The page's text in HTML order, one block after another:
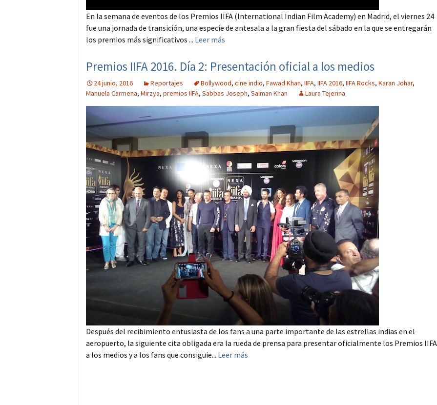
En la semana de eventos de los Premios IIFA (International Indian Film Academy) en Madrid, el viernes 24
fue una jornada de transición, una especie de antesala a la gran fiesta del sábado en la que se entregarán
los premios más significativos ... Leer más
Premios IIFA 2016. Día 2: Presentación oficial a los medios
24 junio, 2016 Reportajes Bollywood, cine indio, Fawad Khan, IIFA, IIFA 2016, IIFA Rocks, Karan Johar,
Manuela Carmena, Mirzya, premios IIFA, Sabbas Joseph, Salman Khan Laura Tejerina
Después del recibimiento entusiasta de los fans a una parte importante de las estrellas indias en el
aeropuerto, la siguiente cita obligada era la rueda de prensa para presentar oficialmente los Premios IIFA
a los medios y a los fans que consiguie... Leer más